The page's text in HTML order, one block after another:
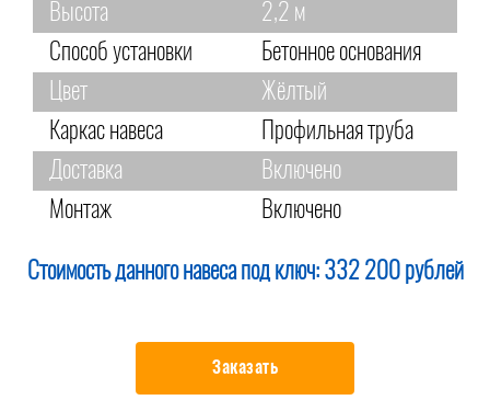
Высота
2,2 м
Способ установки
Бетонное основания
Цвет
Жёлтый
Каркас навеса
Профильная труба
Доставка
Включено
Монтаж
Включено
Стоимость данного навеса под ключ: 332 200 рублей
Заказать